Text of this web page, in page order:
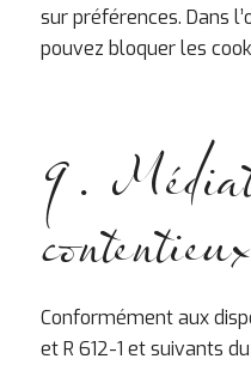
sur préférences. Dans
pouvez bloquer les
9.
contentieux
Conformément aux
et R 612-1 et suivants